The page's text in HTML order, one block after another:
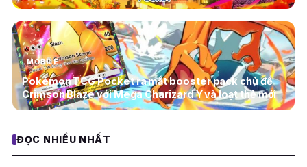
MOBILE
Pokémon TCG Pocket ra mắt booster pack chủ đề
Crimson Blaze với Mega Charizard Y và loạt thẻ mới
ĐỌC NHIỀU NHẤT